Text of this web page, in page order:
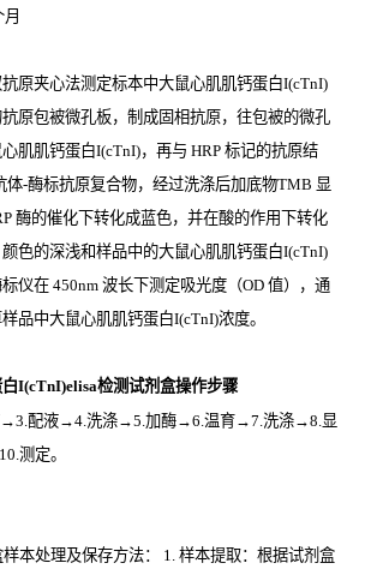
月
原夹心法测定标本中大鼠心肌肌钙蛋白I(cTnI)
原包被微孔板，制成固相抗原，往包被的微孔
肌肌钙蛋白I(cTnI)，再与 HRP 标记的抗原结
体-酶标抗原复合物，经过洗涤后加底物TMB 显
酶的催化下转化成蓝色，并在酸的作用下转化
色的深浅和样品中的大鼠心肌肌钙蛋白I(cTnI)
仪在 450nm 波长下测定吸光度（OD 值），通
品中大鼠心肌肌钙蛋白I(cTnI)浓度。
I(cTnI)elisa检测试剂盒操作步骤
→3.配液→4.洗涤→5.加酶→6.温育→7.洗涤→8.显
测定。
本处理及保存方法： 1. 样本提取：根据试剂盒